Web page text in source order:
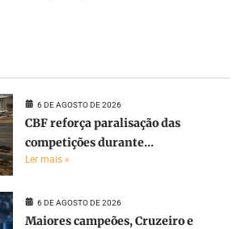
6 DE AGOSTO DE 2026
CBF reforça paralisação das
competições durante...
Ler mais »
6 DE AGOSTO DE 2026
Maiores campeões, Cruzeiro e